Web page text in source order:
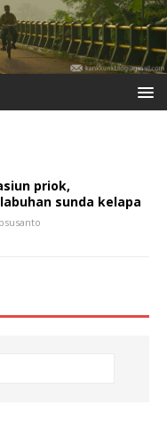
priok,
sunda kelapa